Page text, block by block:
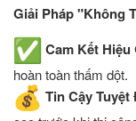
Giải Pháp "Không
Cam Kết Hiệu
hoàn toàn thấm dột.
Tin Cậy Tuyệt